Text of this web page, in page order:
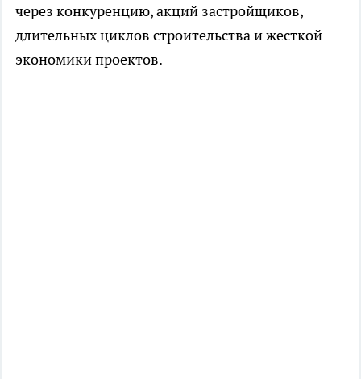
через конкуренцию, акций застройщиков,
длительных циклов строительства и жесткой
экономики проектов.